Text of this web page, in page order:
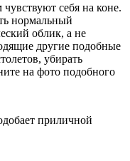
себя на коне.
нормальный
облик, а не
другие подобные
убирать
на фото подобного
приличной